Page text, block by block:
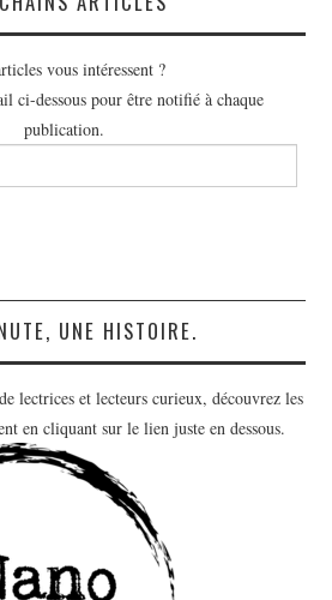
vous intéressent ?
ci-dessous pour être notifié à chaque
publication.
UNE HISTOIRE.
lectrices et lecteurs curieux, découvrez les
en cliquant sur le lien juste en dessous.